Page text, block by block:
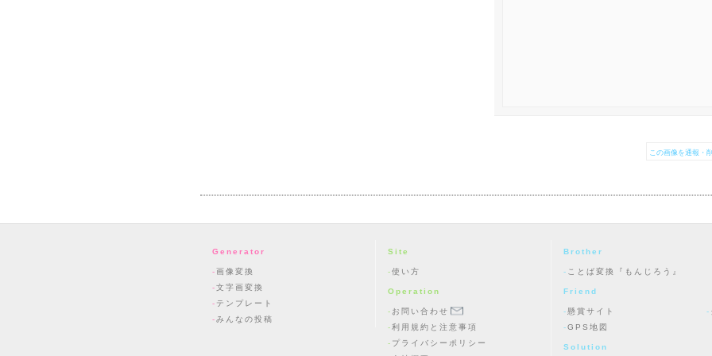
この画像を通報・
Generator
画像変換
文字画変換
テンプレート
みんなの投稿
Site
使い方
Operation
お問い合わせ
利用規約と注意事項
プライバシーポリシー
Brother
ことば変換『もんじろう』
Friend
懸賞サイト
GPS地図
Solution